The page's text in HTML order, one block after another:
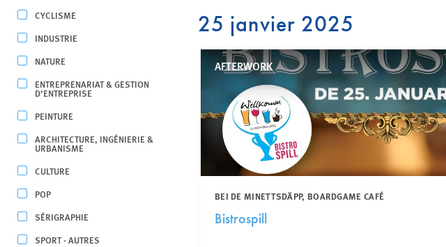
CYCLISME
INDUSTRIE
NATURE
ENTREPRENARIAT & GESTION
D’ENTREPRISE
PEINTURE
ARCHITECTURE, INGÉNIERIE &
URBANISME
CULTURE
POP
SÉRIGRAPHIE
SPORT - AUTRES
25 janvier 2025
AFTERWORK
BEI DE MINETTSDÄPP, BOARDGAME CAFÉ
Bistrospill